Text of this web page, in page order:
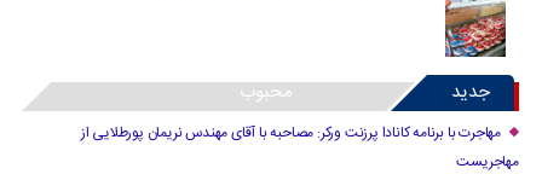
جدید محبوب
مهاجرت با برنامه کانادا پرزنت ورکر: مصاحبه با آقای مهندس نریمان پورطلایی از
مهاجریست